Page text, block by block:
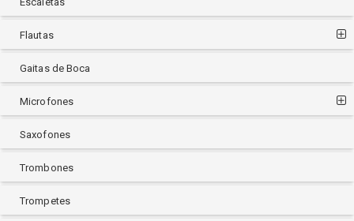
HERCULES
HERING
IBOX
KORG
LA VOZ
MEYER
ORKESTRA
PAGANINI
Flautas
Gaitas de Boca
Microfones
Saxofones
Trombones
Trompetes